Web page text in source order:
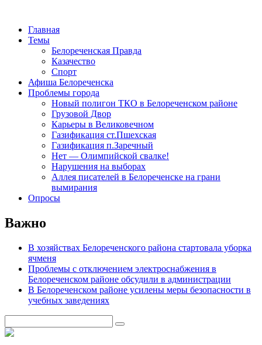
Главная
Темы
Белореченская Правда
Казачество
Спорт
Афиша Белореченска
Проблемы города
Новый полигон ТКО в Белореченском районе
Грузовой Двор
Карьеры в Великовечном
Газификация ст.Пшехская
Газификация п.Заречный
Нет — Олимпийской свалке!
Нарушения на выборах
Аллея писателей в Белореченске на грани
вымирания
Опросы
Важно
В хозяйствах Белореченского района стартовала уборка
ячменя
Проблемы с отключением электроснабжения в
Белореченском районе обсудили в администрации
В Белореченском районе усилены меры безопасности в
учебных заведениях